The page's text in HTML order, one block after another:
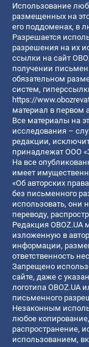
Использование
размещенных на
его поддоменах, в
Разрешается
разрешения на их
ссылки на сайт
получении
обязательном
систем,
https://
материал в первом
Все материалы на
исследования –
редакции,
принадлежат ООО
На все
имеет
«Об авторских
без письменного
использовать, они
переводу,
Редакция OBOZ.UA
изложенную в
информации,
ответственность
Запрещено
сайте, даже с
логотипа OBOZ.UA
письменного
Незаконным
любое
распространение,
использованием,